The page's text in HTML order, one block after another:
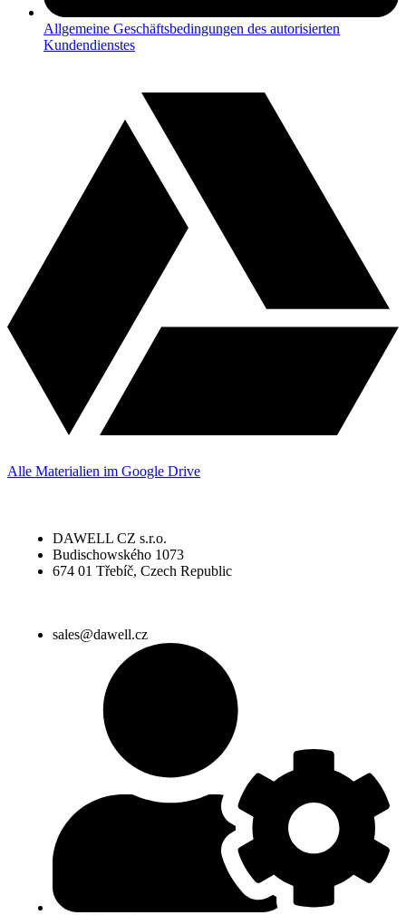
Allgemeine Geschäftsbedingungen des autorisierten
Kundendienstes
Alle Materialien im Google Drive
DAWELL CZ s.r.o.
Budischowského 1073
674 01 Třebíč, Czech Republic
sales@dawell.cz